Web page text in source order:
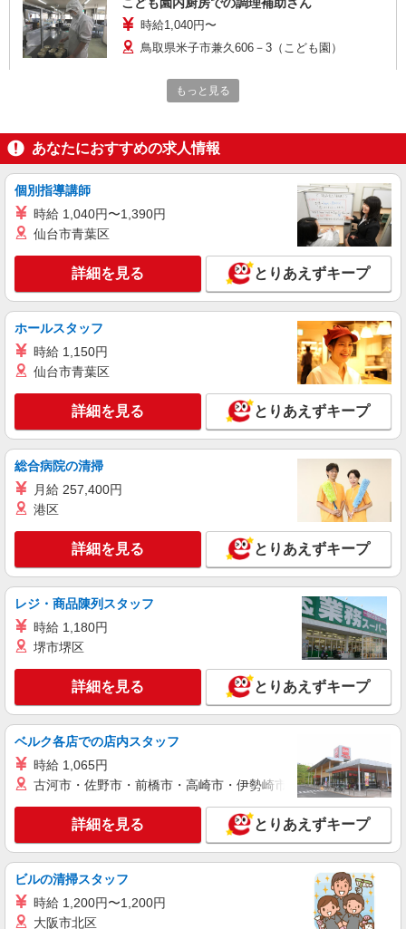
時給1,040円〜
鳥取県米子市兼久606－3（こども園）
株式会社魚国総本社
調理補助
時給1030〜1050円 ※経験・能力による ＊試用
期間あり：2ヶ月 同条件
（障がい者支援施設） 鳥取県米子市富益町
キープ 詳細を見る
契約社員
株式会社魚国総本社
保育園厨房での調理員さん（責任者候補）
日給月給201,000円〜 （試用期間あり 条件変
更なし）
（米子市崎津保育園）鳥取県米子市大崎1444
番地
キープ 詳細を見る
契約社員
株式会社魚国総本社
調理員
日給月給200,000円〜235,000円 ※経験・能力
による ＊試用期間あり：2ヶ月（同条件）
（障がい者支援施設） 鳥取県米子市富益町
詳細を見る
株式会社魚国総本社
老人福祉施設内厨房での調理補助さん
時給1,050円〜1,070円 ※経験・能力による ＊
鳥取県米子市彦名町（介護付有料老人ホーム）
キープ 詳細を見る
契約社員
株式会社魚国総本社
老人福祉施設内厨房での調理員さん
もっと見る
あなたにおすすめの求人情報
個別指導講師
時給 1,040円〜1,390円
仙台市青葉区
詳細を見る とりあえずキープ
ホールスタッフ
時給 1,150円
仙台市青葉区
詳細を見る とりあえずキープ
総合病院の清掃
月給 257,400円
港区
詳細を見る とりあえずキープ
レジ・商品陳列スタッフ
時給 1,180円
堺市堺区
詳細を見る とりあえずキープ
ベルク各店での店内スタッフ
時給 1,065円
古河市・佐野市・前橋市・高崎市・伊勢崎市・太田市・館林市
詳細を見る とりあえずキープ
ビルの清掃スタッフ
時給 1,200円〜1,200円
大阪市北区